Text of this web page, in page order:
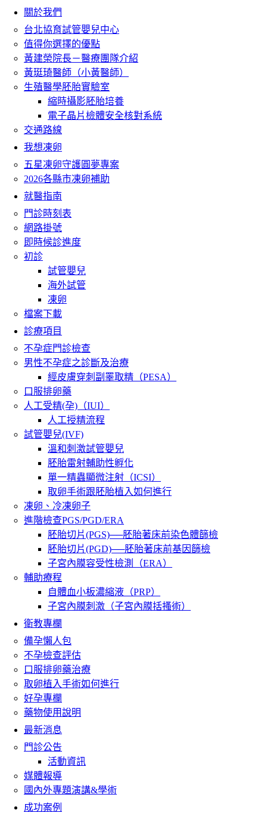
關於我們
台北協育試管嬰兒中心
值得你選擇的優點
黃建榮院長－醫療團隊介紹
黃珽琦醫師（小黃醫師）
生殖醫學胚胎實驗室
縮時攝影胚胎培養
電子晶片檢體安全核對系統
交通路線
我想凍卵
五星凍卵守護圓夢專案
2026各縣市凍卵補助
就醫指南
門診時刻表
網路掛號
即時候診進度
初診
試管嬰兒
海外試管
凍卵
檔案下載
診療項目
不孕症門診檢查
男性不孕症之診斷及治療
經皮膚穿刺副睪取精（PESA）
口服排卵藥
人工受精(孕)（IUI）
人工授精流程
試管嬰兒(IVF)
溫和刺激試管嬰兒
胚胎雷射輔助性孵化
單一精蟲顯微注射（ICSI）
取卵手術跟胚胎植入如何進行
凍卵、冷凍卵子
進階檢查PGS/PGD/ERA
胚胎切片(PGS)──胚胎著床前染色體篩檢
胚胎切片(PGD)──胚胎著床前基因篩檢
子宮內膜容受性檢測（ERA）
輔助療程
自體血小板濃縮液（PRP）
子宮內膜刺激（子宮內膜括搔術）
衛教專欄
備孕懶人包
不孕檢查評估
口服排卵藥治療
取卵植入手術如何進行
好孕專欄
藥物使用說明
最新消息
門診公告
活動資訊
媒體報導
國內外專題演講&學術
成功案例